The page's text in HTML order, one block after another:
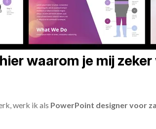
waarom je mij
werk ik als PowerPoint designer voor